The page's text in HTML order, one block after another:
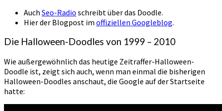
Auch Seo-Radio schreibt über das Doodle.
Hier der Blogpost im offiziellen Googleblog.
Die Halloween-Doodles von 1999 – 2010
Wie außergewöhnlich das heutige Zeitraffer-Halloween-
Doodle ist, zeigt sich auch, wenn man einmal die bisherigen
Halloween-Doodles anschaut, die Google auf der Startseite
hatte: